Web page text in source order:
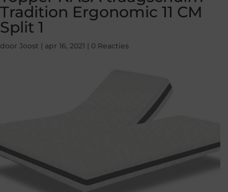
Tradition Ergonomic 11 CM
Split 1
door Joost | apr 16, 2021 | 0 Reacties